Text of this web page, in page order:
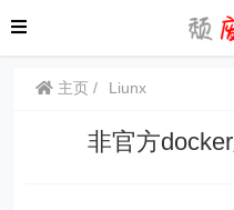
主页 Liunx
非官方